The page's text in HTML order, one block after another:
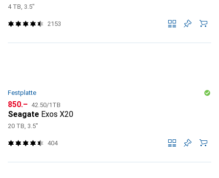
4 TB, 3.5"
2153
Festplatte
CHF
850.– CHF
42.50/1TB
Seagate Exos X20
20 TB, 3.5"
404